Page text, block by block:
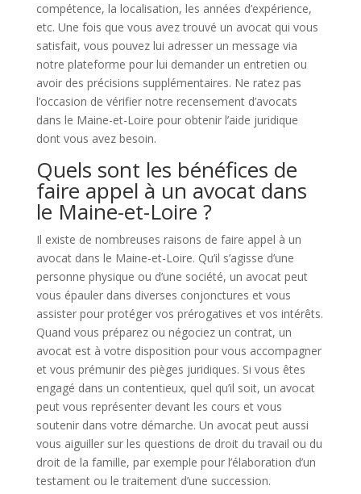
compétence, la localisation, les années d’expérience,
etc. Une fois que vous avez trouvé un avocat qui vous
satisfait, vous pouvez lui adresser un message via
notre plateforme pour lui demander un entretien ou
avoir des précisions supplémentaires. Ne ratez pas
l’occasion de vérifier notre recensement d’avocats
dans le Maine-et-Loire pour obtenir l’aide juridique
dont vous avez besoin.
Quels sont les bénéfices de
faire appel à un avocat dans
le Maine-et-Loire ?
Il existe de nombreuses raisons de faire appel à un
avocat dans le Maine-et-Loire. Qu’il s’agisse d’une
personne physique ou d’une société, un avocat peut
vous épauler dans diverses conjonctures et vous
assister pour protéger vos prérogatives et vos intérêts.
Quand vous préparez ou négociez un contrat, un
avocat est à votre disposition pour vous accompagner
et vous prémunir des pièges juridiques. Si vous êtes
engagé dans un contentieux, quel qu’il soit, un avocat
peut vous représenter devant les cours et vous
soutenir dans votre démarche. Un avocat peut aussi
vous aiguiller sur les questions de droit du travail ou du
droit de la famille, par exemple pour l’élaboration d’un
testament ou le traitement d’une succession.